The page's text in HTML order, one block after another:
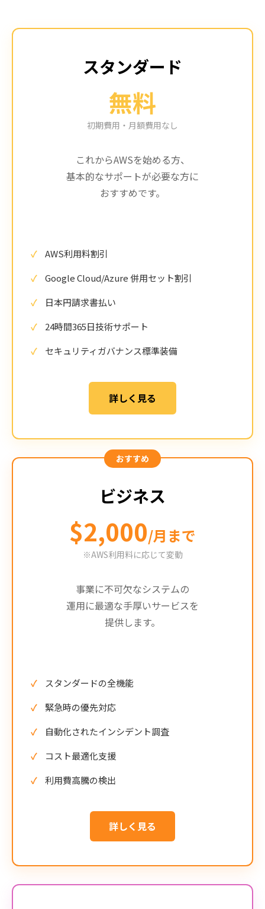
スタンダード
無料
初期費用・月額費用なし
これからAWSを始める方、
基本的なサポートが必要な方に
おすすめです。
AWS利用料割引
Google Cloud/Azure 併用セット割引
日本円請求書払い
24時間365日技術サポート
セキュリティガバナンス標準装備
詳しく見る
ビジネス
$2,000/月まで
※AWS利用料に応じて変動
事業に不可欠なシステムの
運用に最適な手厚いサービスを
提供します。
スタンダードの全機能
緊急時の優先対応
自動化されたインシデント調査
コスト最適化支援
利用費高騰の検出
詳しく見る